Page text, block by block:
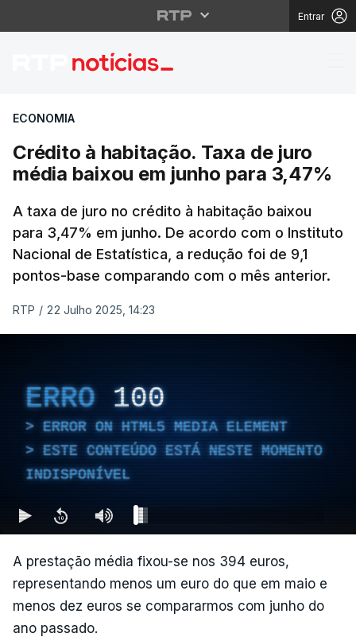
Entrar
Crédito à habitação.
ECONOMIA
Crédito à habitação. Taxa de juro
média baixou em junho para 3,47%
A taxa de juro no crédito à habitação baixou
para 3,47% em junho. De acordo com o Instituto
Nacional de Estatística, a redução foi de 9,1
pontos-base comparando com o mês anterior.
RTP / 22 Julho 2025, 14:23
ERRO 100
ERROR ON HTML5 MEDIA ELEMENT
ESTE CONTEÚDO ESTÁ NESTE MOMENTO
INDISPONÍVEL
A prestação média fixou-se nos 394 euros,
representando menos um euro do que em maio e
menos dez euros se compararmos com junho do
ano passado.